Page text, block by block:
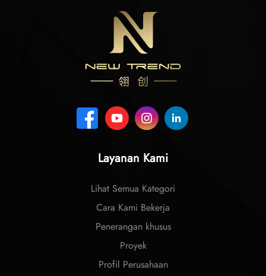
Layanan Kami
Lihat Semua Kategori
Cara Kami Bekerja
Penerangan khusus
Proyek
Profil Perusahaan